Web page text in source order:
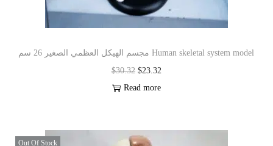
مجسم الهيكل العظمي الصغير 26 سم Human skeletal system model
$30.32 $23.32
Read more
Out Of Stock